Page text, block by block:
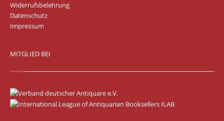
Widerrufsbelehrung
Datenschutz
Impressum
MITGLIED BEI